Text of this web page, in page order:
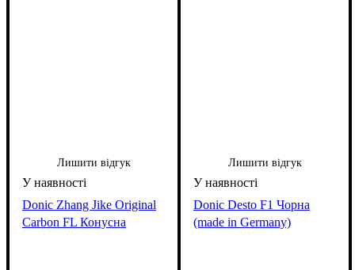
Лишити відгук
Donic Zhang Jike Original
Carbon FL Конусна
Лишити відгук
Donic Desto F1 Чорна
(made in Germany)